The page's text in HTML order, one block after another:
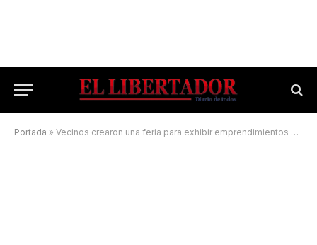
Portada » Vecinos crearon una feria para exhibir emprendimientos y ahora es un clásico